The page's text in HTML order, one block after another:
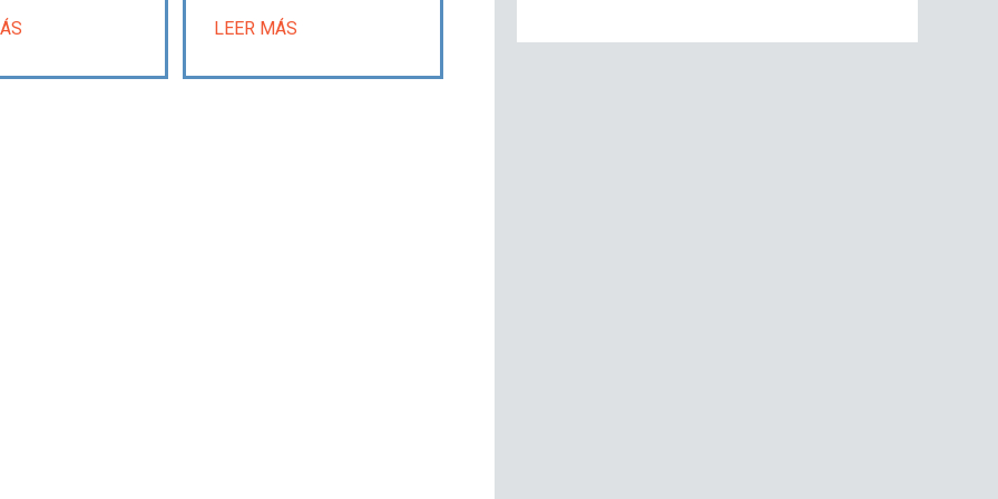
LEER MÁS